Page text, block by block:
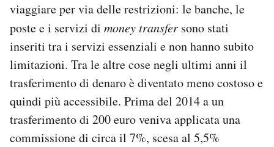
viaggiare per via delle restrizioni: le banche, le
poste e i servizi di money transfer sono stati
inseriti tra i servizi essenziali e non hanno subito
limitazioni. Tra le altre cose negli ultimi anni il
trasferimento di denaro è diventato meno costoso e
quindi più accessibile. Prima del 2014 a un
trasferimento di 200 euro veniva applicata una
commissione di circa il 7%, scesa al 5,5%